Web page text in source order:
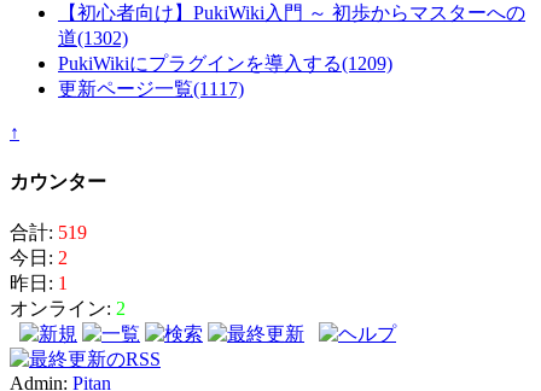
【初心者向け】PukiWiki入門 ～ 初歩からマスターへの
道(1302)
PukiWikiにプラグインを導入する(1209)
更新ページ一覧(1117)
↑
カウンター
合計: 519
今日: 2
昨日: 1
オンライン: 2
Admin: Pitan